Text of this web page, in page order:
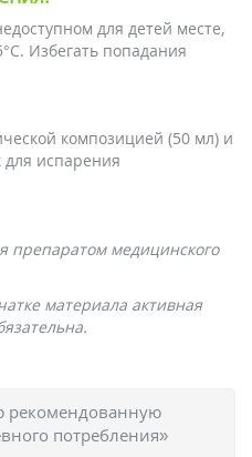
для детей месте,
Избегать попадания
композицией (50 мл) и
для испарения
препаратом медицинского
материала активная
рекомендованную
потребления»